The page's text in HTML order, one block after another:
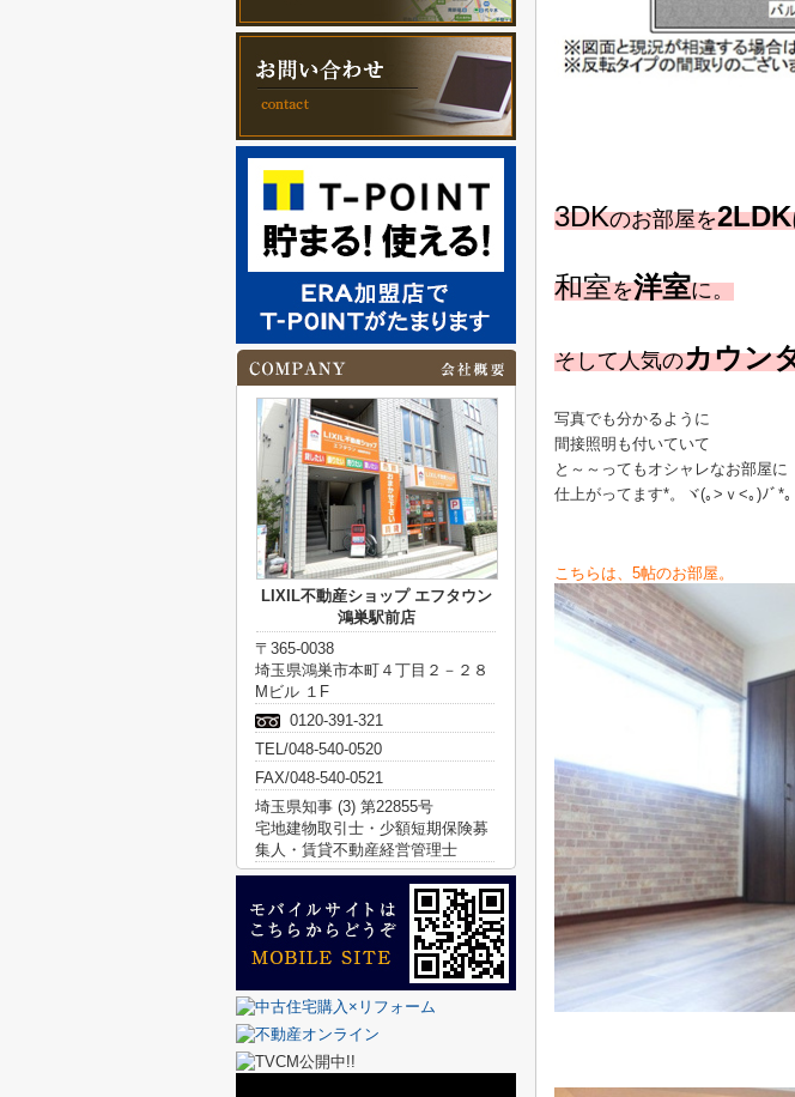
3DKのお部屋を2LDK
和室を洋室に。
そして人気のカウン
写真でも分かるように
間接照明も付いていて
と～～ってもオシャレなお部屋に
仕上がってます*。ヾ(｡>ｖ<｡)ﾉﾞ*。
こちらは、5帖のお部屋。
LIXIL不動産ショップ エフタウン
鴻巣駅前店
〒365-0038
埼玉県鴻巣市本町４丁目２－２８
Mビル １F
0120-391-321
TEL/048-540-0520
FAX/048-540-0521
埼玉県知事 (3) 第22855号
宅地建物取引士・少額短期保険募
集人・賃貸不動産経営管理士